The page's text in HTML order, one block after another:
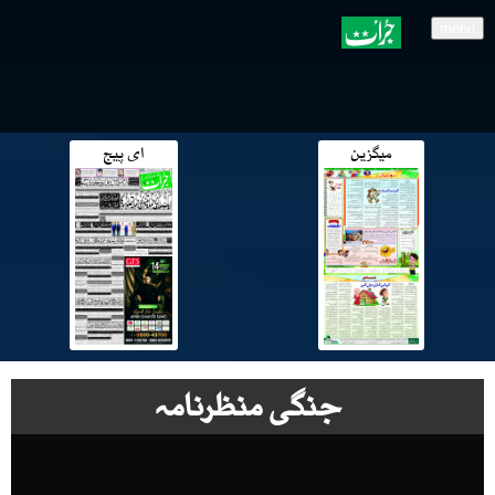
میگزین ای پیج
جنگی منظرنامہ